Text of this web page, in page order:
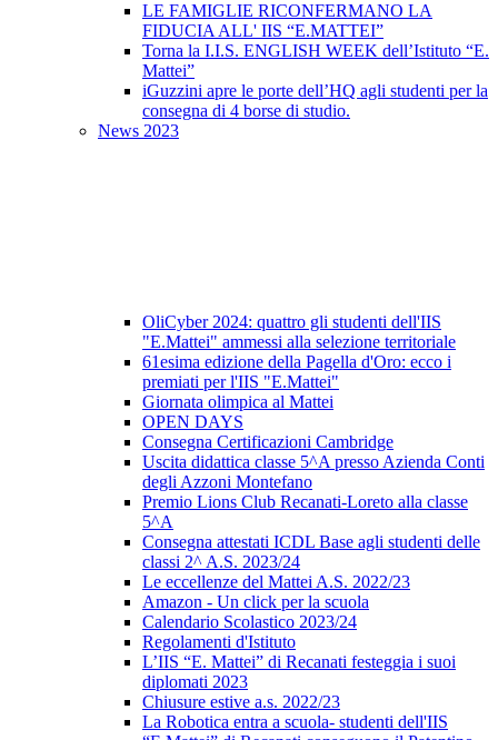
LE FAMIGLIE RICONFERMANO LA
FIDUCIA ALL' IIS “E.MATTEI”
Torna la I.I.S. ENGLISH WEEK dell’Istituto “E.
Mattei”
iGuzzini apre le porte dell’HQ agli studenti per la
consegna di 4 borse di studio.
News 2023
OliCyber 2024: quattro gli studenti dell'IIS
"E.Mattei" ammessi alla selezione territoriale
61esima edizione della Pagella d'Oro: ecco i
premiati per l'IIS "E.Mattei"
Giornata olimpica al Mattei
OPEN DAYS
Consegna Certificazioni Cambridge
Uscita didattica classe 5^A presso Azienda Conti
degli Azzoni Montefano
Premio Lions Club Recanati-Loreto alla classe
5^A
Consegna attestati ICDL Base agli studenti delle
classi 2^ A.S. 2023/24
Le eccellenze del Mattei A.S. 2022/23
Amazon - Un click per la scuola
Calendario Scolastico 2023/24
Regolamenti d'Istituto
L’IIS “E. Mattei” di Recanati festeggia i suoi
diplomati 2023
Chiusure estive a.s. 2022/23
La Robotica entra a scuola- studenti dell'IIS